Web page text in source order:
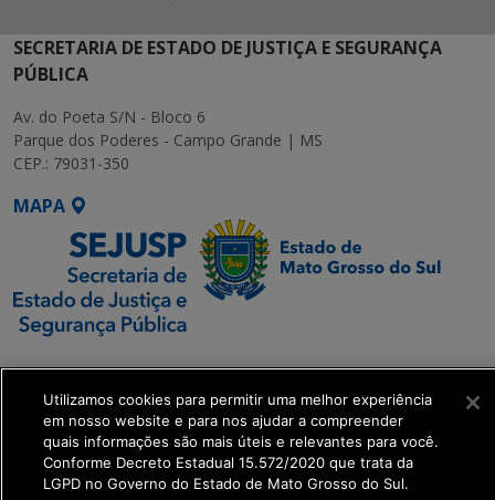
SECRETARIA DE ESTADO DE JUSTIÇA E SEGURANÇA
PÚBLICA
Av. do Poeta S/N - Bloco 6
Parque dos Poderes - Campo Grande | MS
CEP.: 79031-350
MAPA
SETDIG | Secretaria-
Executiva de
Transformação Digital
get_footer();
Utilizamos cookies para permitir uma melhor experiência
em nosso website e para nos ajudar a compreender
quais informações são mais úteis e relevantes para você.
Conforme Decreto Estadual 15.572/2020 que trata da
LGPD no Governo do Estado de Mato Grosso do Sul.